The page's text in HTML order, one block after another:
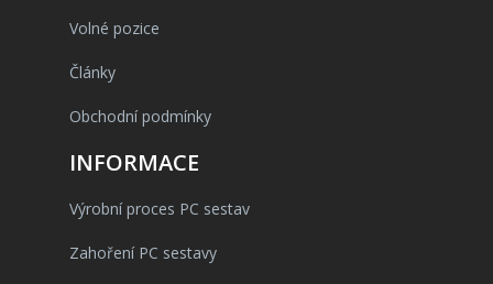
Volné pozice
Články
Obchodní podmínky
INFORMACE
Výrobní proces PC sestav
Zahoření PC sestavy